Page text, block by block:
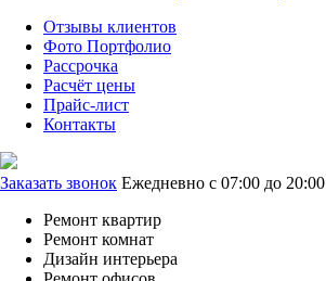
Отзывы клиентов
Фото Портфолио
Рассрочка
Расчёт цены
Прайс-лист
Контакты
Заказать звонок Ежедневно с 07:00 до 20:00
Ремонт квартир
Ремонт комнат
Дизайн интерьера